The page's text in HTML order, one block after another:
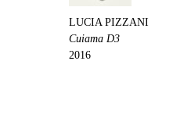
LUCIA PIZZANI
Cuiama D3
2016